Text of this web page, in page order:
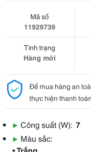
Mã số
11929739
Tình trạng
Hàng mới
Để mua hàng an
thực hiện thanh
▶ Công suất (W): 7
▶ Màu sắc: